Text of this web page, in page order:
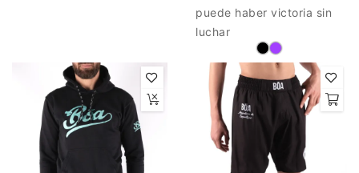
puede haber victoria sin
luchar